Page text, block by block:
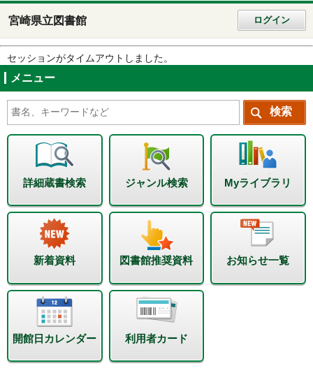
宮崎県立図書館 ログイン
セッションがタイムアウトしました。
メニュー
詳細蔵書検索 ジャンル検索 Myライブラリ
新着資料 図書館推奨資料 お知らせ一覧
開館日カレンダー 利用者カード